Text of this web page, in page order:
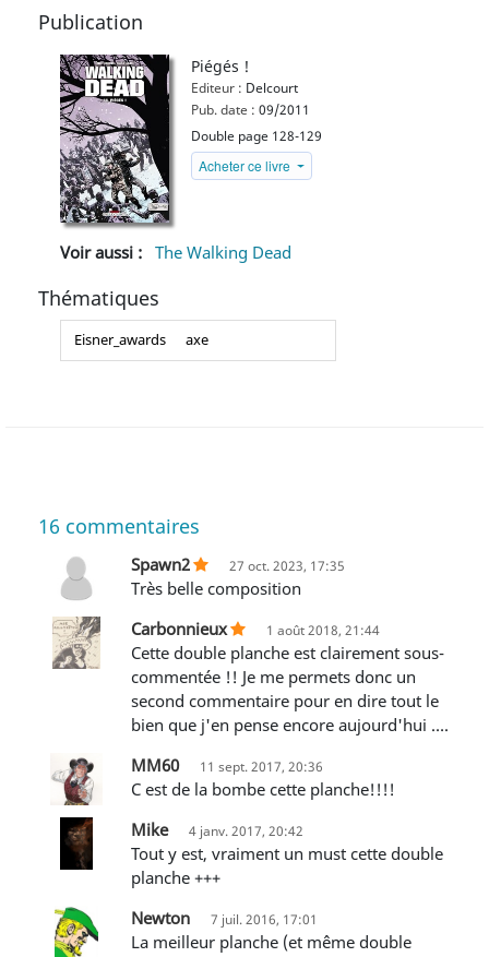
Publication
Piégés !
Editeur : Delcourt
Pub. date : 09/2011
Double page 128-129
Acheter ce livre
Voir aussi : The Walking Dead
Thématiques
Eisner_awards axe
16 commentaires
Spawn2 27 oct. 2023, 17:35
très belle composition
Carbonnieux
1 août 2018, 21:44
Cette double planche est clairement sous-
commentée !! Je me permets donc un
second commentaire pour en dire tout le
bien que j'en pense encore aujourd'hui ….
MM60
11 sept. 2017, 20:36
C est de la bombe cette planche!!!!
Mike
4 janv. 2017, 20:42
Tout y est, vraiment un must cette double
planche +++
Newton
7 juil. 2016, 17:01
La meilleur planche (et même double